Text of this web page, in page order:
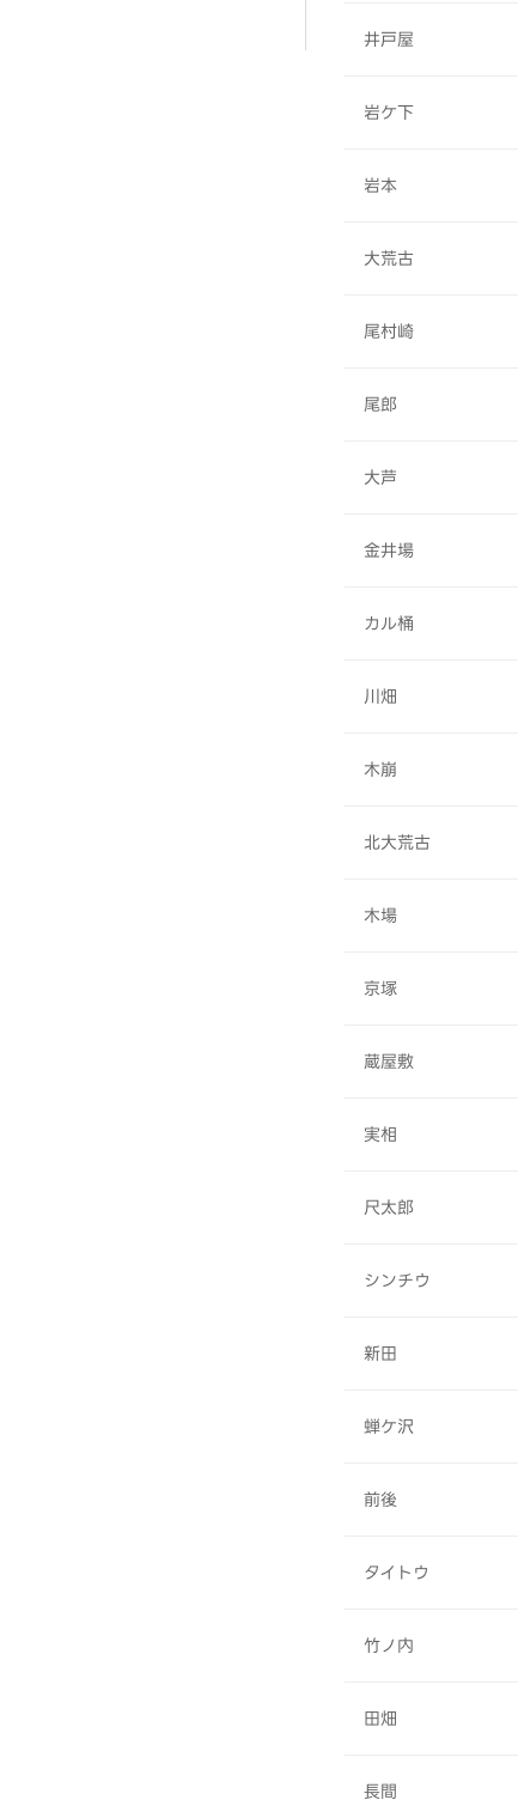
井戸屋
岩ケ下
岩本
大荒古
尾村崎
尾郎
大芦
金井場
カル桶
川畑
木崩
北大荒古
木場
京塚
蔵屋敷
実相
尺太郎
シンチウ
新田
蝉ケ沢
前後
タイトウ
竹ノ内
田畑
長間